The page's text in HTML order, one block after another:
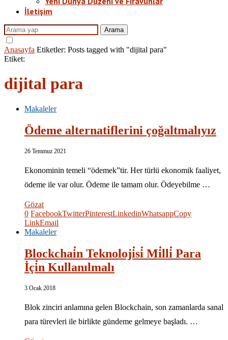
İletişim
Arama
Anasayfa Etiketler: Posts tagged with "dijital para"
Etiket:
dijital para
Makaleler
Ödeme alternatiflerini çoğaltmalıyız
26 Temmuz 2021
Ekonominin temeli “ödemek”tir. Her türlü ekonomik faaliyet,
ödeme ile var olur. Ödeme ile tamam olur. Ödeyebilme …
Gözat
0 FacebookTwitterPinterestLinkedinWhatsappCopy
LinkEmail
Makaleler
Blockchai̇n Teknoloji̇si̇ Mi̇lli̇ Para
İçi̇n Kullanılmalı
3 Ocak 2018
Blok zinciri anlamına gelen Blockchain, son zamanlarda sanal
para türevleri ile birlikte gündeme gelmeye başladı. …